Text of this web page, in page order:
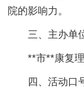
院的影响力。
三、主办单
**市**康复理
四、活动口